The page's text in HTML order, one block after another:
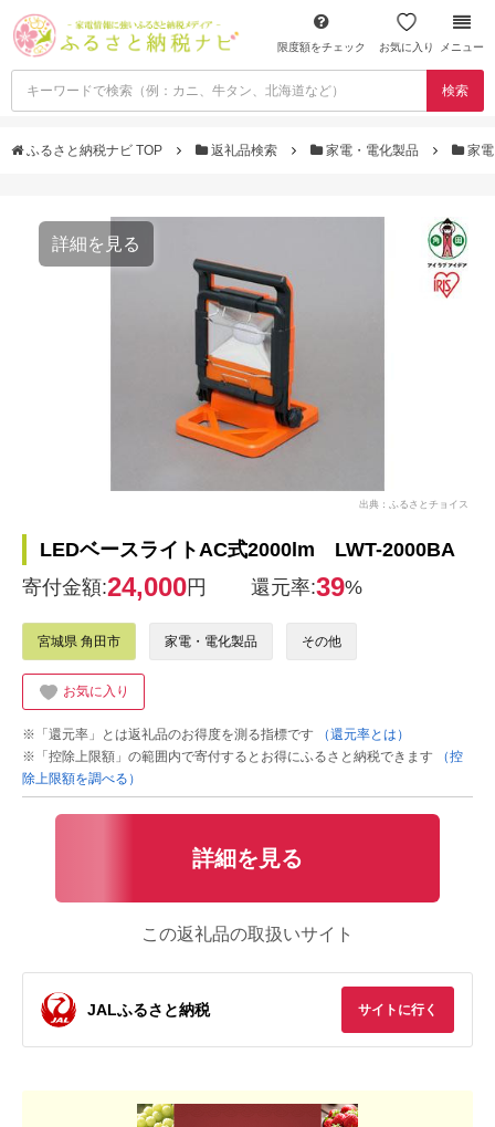
限度額をチェック お気に入り メニュー
検索
ふるさと納税ナビ TOP 返礼品検索 家電・電化製品 家電
詳細を見る
出典：ふるさとチョイス
LEDベースライトAC式2000lm LWT-2000BA
寄付金額:24,000円 還元率:39%
宮城県 角田市 家電・電化製品 その他
お気に入り
※「還元率」とは返礼品のお得度を測る指標です
（還元率とは）
※「控除上限額」の範囲内で寄付するとお得にふるさと納税できます
（控
除上限額を調べる）
詳細を見る
この返礼品の取扱いサイト
JALふるさと納税 サイトに行く